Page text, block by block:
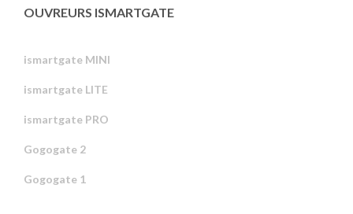
OUVREURS ISMARTGATE
ismartgate MINI
ismartgate LITE
ismartgate PRO
Gogogate 2
Gogogate 1